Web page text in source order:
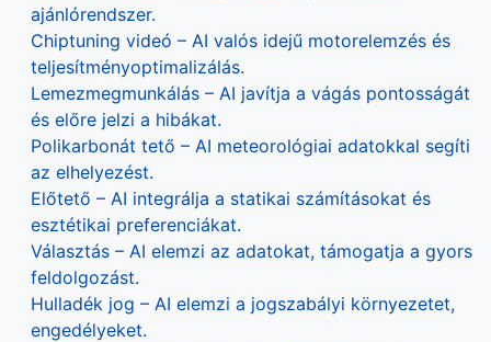
ajánlórendszer.
Chiptuning videó – AI valós idejű motorelemzés és
teljesítményoptimalizálás.
Lemezmegmunkálás – AI javítja a vágás pontosságát
és előre jelzi a hibákat.
Polikarbonát tető – AI meteorológiai adatokkal segíti
az elhelyezést.
Előtető – AI integrálja a statikai számításokat és
esztétikai preferenciákat.
Választás – AI elemzi az adatokat, támogatja a gyors
feldolgozást.
Hulladék jog – AI elemzi a jogszabályi környezetet,
engedélyeket.